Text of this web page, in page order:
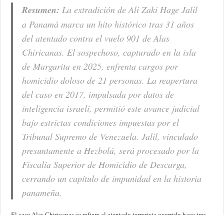
Resumen: La extradición de Ali Zaki Hage Jalil
a Panamá marca un hito histórico tras 31 años
del atentado contra el vuelo 901 de Alas
Chiricanas. El sospechoso, capturado en la isla
de Margarita en 2025, enfrenta cargos por
homicidio doloso de 21 personas. La reapertura
del caso en 2017, impulsada por datos de
inteligencia israelí, permitió este avance judicial
bajo estrictas condiciones impuestas por el
Tribunal Supremo de Venezuela. Jalil, vinculado
presuntamente a Hezbolá, será procesado por la
Fiscalía Superior de Homicidio de Descarga,
cerrando un capítulo de impunidad en la historia
panameña.